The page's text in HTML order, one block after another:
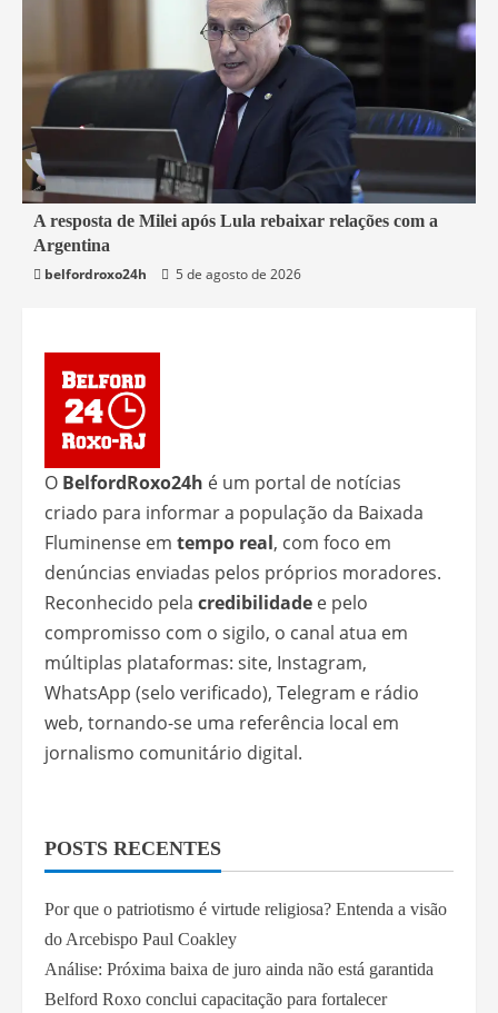
2 min read
Mundo
A resposta de Milei após Lula rebaixar relações com a
Argentina
belfordroxo24h
5 de agosto de 2026
O BelfordRoxo24h é um portal de notícias
criado para informar a população da Baixada
Fluminense em tempo real, com foco em
denúncias enviadas pelos próprios moradores.
Reconhecido pela credibilidade e pelo
compromisso com o sigilo, o canal atua em
múltiplas plataformas: site, Instagram,
WhatsApp (selo verificado), Telegram e rádio
web, tornando-se uma referência local em
jornalismo comunitário digital.
POSTS RECENTES
Por que o patriotismo é virtude religiosa? Entenda a visão
do Arcebispo Paul Coakley
Análise: Próxima baixa de juro ainda não está garantida
Belford Roxo conclui capacitação para fortalecer